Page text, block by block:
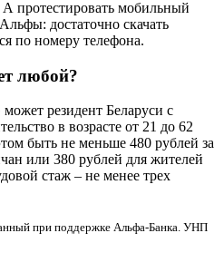
протестировать мобильный
достаточно скачать
по номеру телефона.
любой?
резидент Беларуси с
в возрасте от 21 до 62
быть не меньше 480 рублей за
или 380 рублей для жителей
стаж – не менее трех
при поддержке Альфа-Банка. УНП